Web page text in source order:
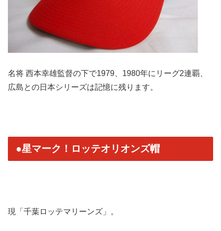
名将 西本幸雄監督の下で1979、1980年にリーグ2連覇、
広島との日本シリーズは記憶に残ります。
●星マーク！ロッテオリオンズ帽
現「千葉ロッテマリーンズ」。